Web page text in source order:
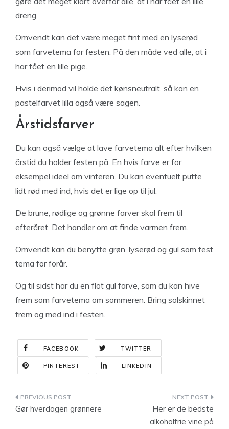
dreng.
Omvendt kan det være meget fint med en lyserød
som farvetema for festen. På den måde ved alle, at i
har fået en lille pige.
Hvis i derimod vil holde det kønsneutralt, så kan en
pastelfarvet lilla også være sagen.
Årstidsfarver
Du kan også vælge at lave farvetema alt efter hvilken
årstid du holder festen på. En hvis farve er for
eksempel ideel om vinteren. Du kan eventuelt putte
lidt rød med ind, hvis det er lige op til jul.
De brune, rødlige og grønne farver skal frem til
efteråret. Det handler om at finde varmen frem.
Omvendt kan du benytte grøn, lyserød og gul som fest
tema for forår.
Og til sidst har du en flot gul farve, som du kan hive
frem som farvetema om sommeren. Bring solskinnet
frem og med ind i festen.
FACEBOOK TWITTER
PINTEREST LINKEDIN
Indlægsnavigation
Gør hverdagen grønnere
Her er de bedste
alkoholfrie vine på